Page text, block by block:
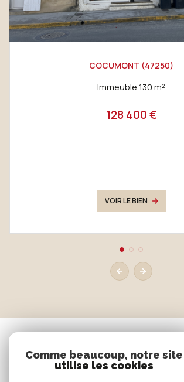
COCUMONT (47250)
Immeuble 130 m²
128 400 €
VOIR LE BIEN
Comme beaucoup, notre site
utilise les cookies